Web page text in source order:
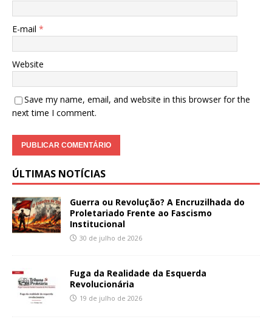
E-mail *
Website
Save my name, email, and website in this browser for the
next time I comment.
ÚLTIMAS NOTÍCIAS
Guerra ou Revolução? A Encruzilhada do
Proletariado Frente ao Fascismo
Institucional
30 de julho de 2026
Fuga da Realidade da Esquerda
Revolucionária
19 de julho de 2026